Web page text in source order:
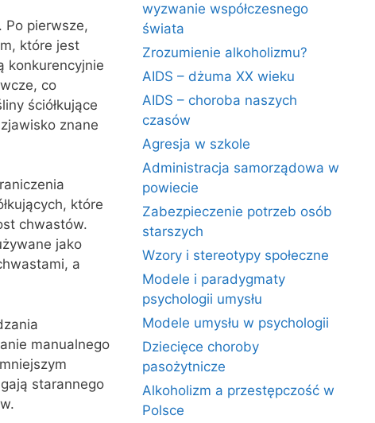
Po pierwsze,
które jest
konkurencyjnie
co
ściółkujące
znane
które
chwastów.
jako
a
manualnego
starannego
wyzwanie współczesnego
świata
Zrozumienie alkoholizmu?
AIDS – dżuma XX wieku
AIDS – choroba naszych
czasów
Agresja w szkole
Administracja samorządowa w
powiecie
Zabezpieczenie potrzeb osób
starszych
Wzory i stereotypy społeczne
Modele i paradygmaty
psychologii umysłu
Modele umysłu w psychologii
Dziecięce choroby
pasożytnicze
Alkoholizm a przestępczość w
Polsce